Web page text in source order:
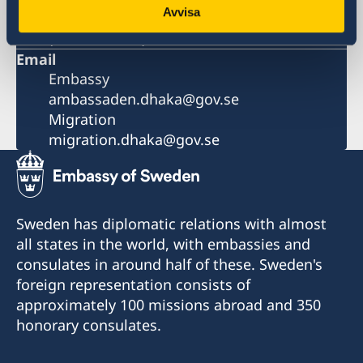
Avvisa
02222299032 (local) +8802222299032
(international)
Email
Embassy
ambassaden.dhaka@gov.se
Migration
migration.dhaka@gov.se
Sweden has diplomatic relations with almost
all states in the world, with embassies and
consulates in around half of these. Sweden's
foreign representation consists of
approximately 100 missions abroad and 350
honorary consulates.